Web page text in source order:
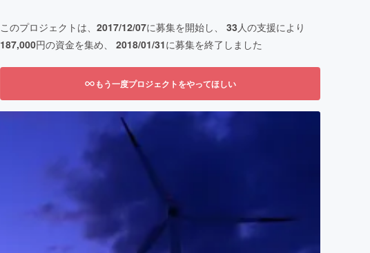
このプロジェクトは、 2017/12/07に募集を開始し、 33人の支援により
187,000円の資金を集め、 2018/01/31に募集を終了しました
もう一度プロジェクトをやってほしい